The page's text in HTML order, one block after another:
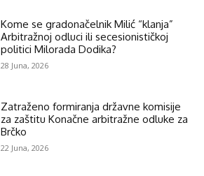
Kome se gradonačelnik Milić “klanja”
Arbitražnoj odluci ili secesionističkoj
politici Milorada Dodika?
28 Juna, 2026
Zatraženo formiranja državne komisije
za zaštitu Konačne arbitražne odluke za
Brčko
22 Juna, 2026